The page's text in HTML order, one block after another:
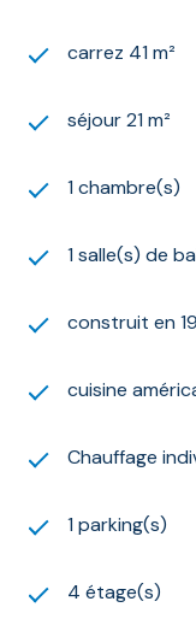
carrez 41 m²
séjour 21 m²
1 chambre(s)
1 salle(s) de
construit en
cuisine
Chauffage
1 parking(s)
4 étage(s)